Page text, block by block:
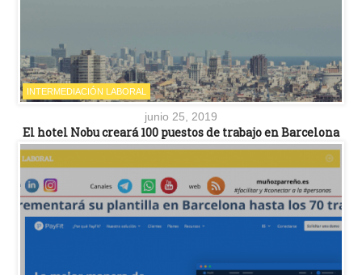
INTERMEDIACIÓN LABORAL
junio 25, 2019
El hotel Nobu creará 100 puestos de trabajo en Barcelona